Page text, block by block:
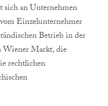
sich an Unternehmen
Einzelunternehmer
Betrieb in der
Wiener Markt, die
rechtlichen